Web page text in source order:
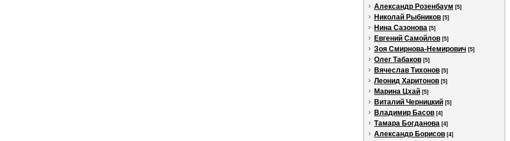
Александр Розенбаум [5]
Николай Рыбников [5]
Нина Сазонова [5]
Евгений Самойлов [5]
Зоя Смирнова-Немирович [5]
Олег Табаков [5]
Вячеслав Тихонов [5]
Леонид Харитонов [5]
Марина Цхай [5]
Виталий Черницкий [5]
Владимир Басов [4]
Тамара Богданова [4]
Александр Борисов [4]